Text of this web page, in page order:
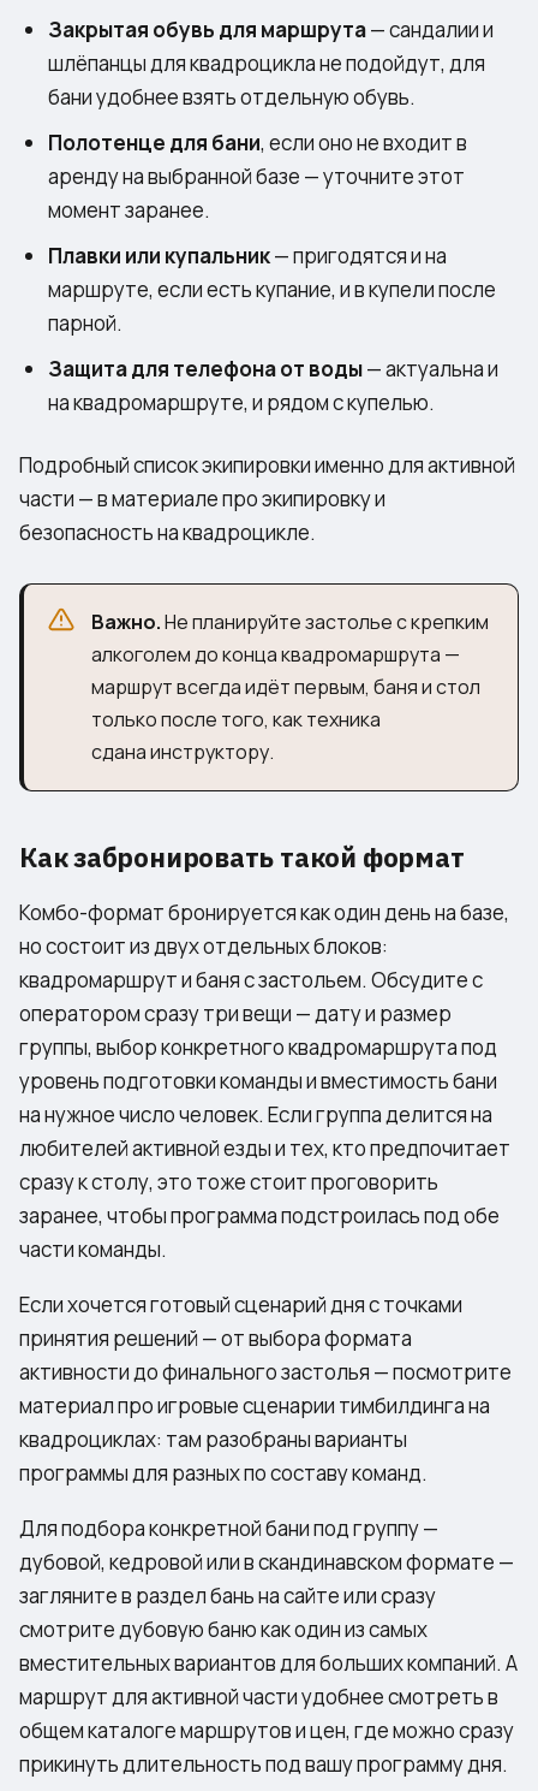
Закрытая обувь для маршрута— сандалии и
шлёпанцы для квадроцикла не подойдут, для
бани удобнее взять отдельную обувь.
Полотенце для бани, если оно не входит в
аренду на выбранной базе — уточните этот
момент заранее.
Плавки или купальник— пригодятся и на
маршруте, если есть купание, и в купели после
парной.
Защита для телефона от воды— актуальна и
на квадромаршруте, и рядом с купелью.
Подробный список экипировки именно для активной
части — в материале проэкипировку и
безопасность на квадроцикле.
Важно.Не планируйте застолье с крепким
алкоголем до конца квадромаршрута —
маршрут всегда идёт первым, баня и стол
только после того, как техника
сдана инструктору.
Как забронировать такой формат
Комбо-формат бронируется как один день на базе,
но состоит из двух отдельных блоков:
квадромаршрут и баня с застольем. Обсудите с
оператором сразу три вещи — дату и размер
группы, выбор конкретного квадромаршрута под
уровень подготовки команды и вместимость бани
на нужное число человек. Если группа делится на
любителей активной езды и тех, кто предпочитает
сразу к столу, это тоже стоит проговорить
заранее, чтобы программа подстроилась под обе
части команды.
Если хочется готовый сценарий дня с точками
принятия решений — от выбора формата
активности до финального застолья — посмотрите
материал проигровые сценарии тимбилдинга на
квадроциклах: там разобраны варианты
программы для разных по составу команд.
Для подбора конкретной бани под группу —
дубовой, кедровой или в скандинавском формате —
загляните в разделбань на сайтеили сразу
смотритедубовую банюкак один из самых
вместительных вариантов для больших компаний. А
маршрут для активной части удобнее смотреть в
общем каталогемаршрутов и цен, где можно сразу
прикинуть длительность под вашу программу дня.